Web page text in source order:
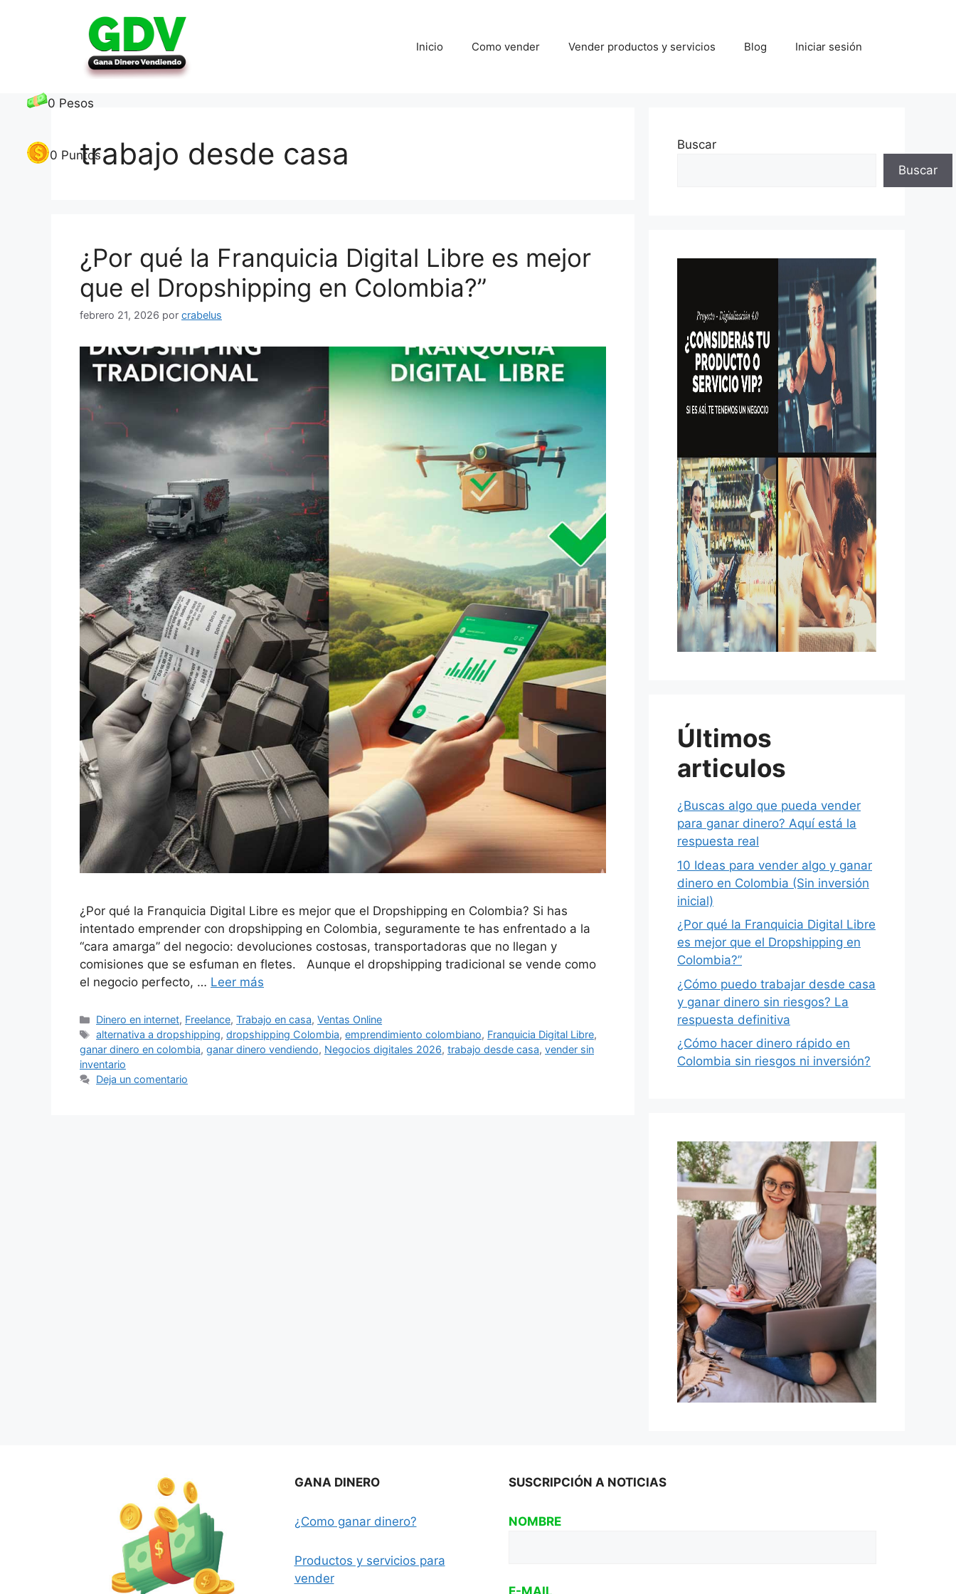
0 Pesos
0 Puntos
Inicio Como vender Vender productos y servicios Blog Iniciar sesión
trabajo desde casa
¿Por qué la Franquicia Digital Libre es mejor
que el Dropshipping en Colombia?”
febrero 21, 2026 por crabelus
¿Por qué la Franquicia Digital Libre es mejor que el Dropshipping en Colombia? Si has
intentado emprender con dropshipping en Colombia, seguramente te has enfrentado a la
“cara amarga” del negocio: devoluciones costosas, transportadoras que no llegan y
comisiones que se esfuman en fletes. Aunque el dropshipping tradicional se vende como
el negocio perfecto, … Leer más
Categorías
Dinero en internet, Freelance,Trabajo en casa,Ventas Online
Etiquetas
alternativa a dropshipping,dropshipping Colombia,emprendimiento colombiano, Franquicia Digital Libre,
ganar dinero en colombia, ganar dinero vendiendo, Negocios digitales 2026, trabajo desde casa, vender sin
inventario
Deja un comentario
Buscar
Buscar
Últimos
articulos
¿Buscas algo que pueda vender
para ganar dinero? Aquí está la
respuesta real
10 Ideas para vender algo y ganar
dinero en Colombia (Sin inversión
inicial)
¿Por qué la Franquicia Digital Libre
es mejor que el Dropshipping en
Colombia?”
¿Cómo puedo trabajar desde casa
y ganar dinero sin riesgos? La
respuesta definitiva
¿Cómo hacer dinero rápido en
Colombia sin riesgos ni inversión?
GANA DINERO
¿Como ganar dinero?
Productos y servicios para
vender
SUSCRIPCIÓN A NOTICIAS
NOMBRE
E-MAIL